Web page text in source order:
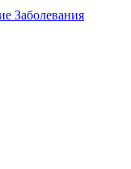
Заболевания